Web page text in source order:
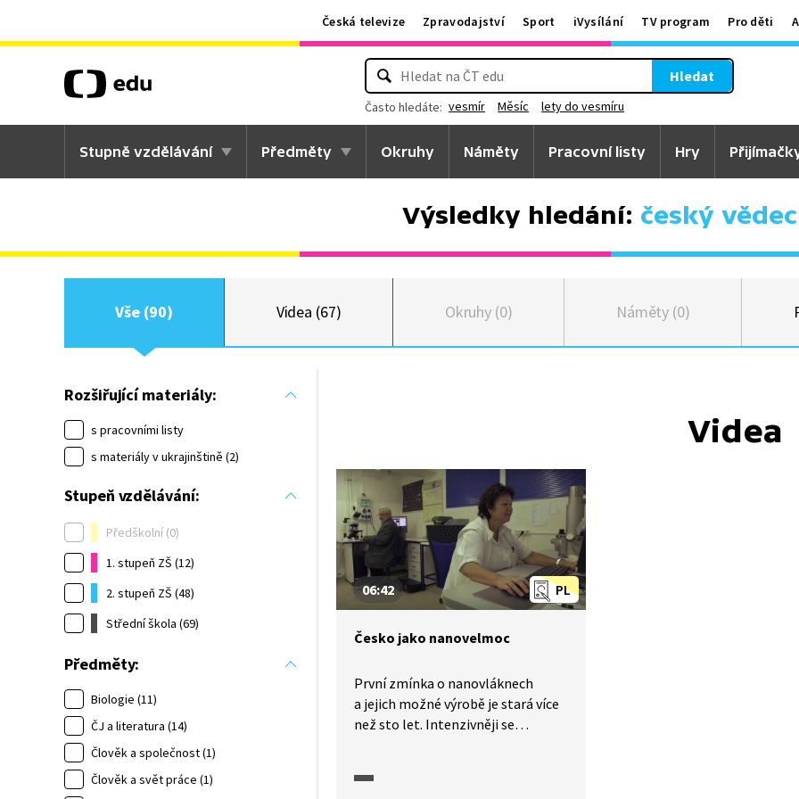
Česká televize Zpravodajství Sport iVysílání TV program Pro děti
Hledat
Často hledáte: vesmír Měsíc lety do vesmíru
Stupně vzdělávání Předměty Okruhy Náměty Pracovní listy Hry
Výsledky hledání: český vědec
Vše (90) Videa (67) Okruhy (0) Náměty (0)
Rozšiřující materiály:
s pracovními listy
s materiály v ukrajinštině (2)
Stupeň vzdělávání:
Předškolní (0)
1. stupeň ZŠ (12)
2. stupeň ZŠ (48)
Střední škola (69)
Předměty:
Biologie (11)
ČJ a literatura (14)
Člověk a společnost (1)
Člověk a svět práce (1)
Videa
PL
06:42
Česko jako nanovelmoc
První zmínka o nanovláknech
a jejich možné výrobě je stará více
než sto let. Intenzivněji se
elektrostatiky říká, se vědci začali